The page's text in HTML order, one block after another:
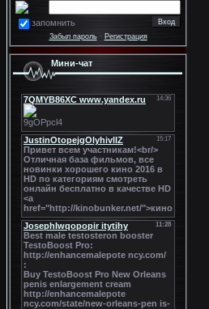
запомнить
Забыл пароль· Регистрация
Мини-чат